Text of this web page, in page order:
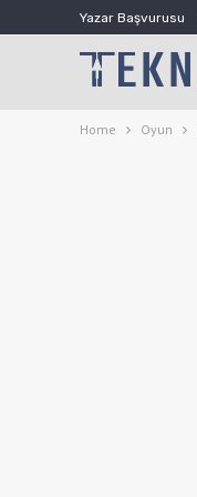
Yazar Başvurusu
Home Oyun